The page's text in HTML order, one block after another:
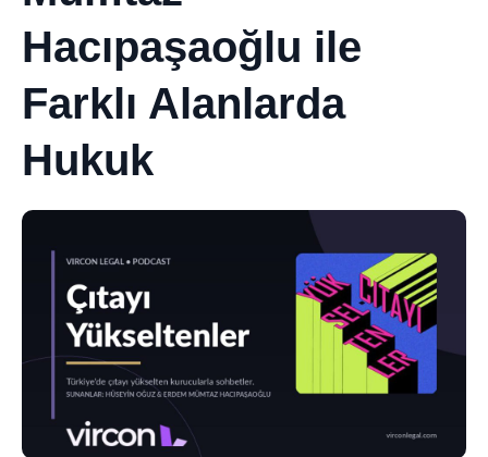
Hacıpaşaoğlu ile
Farklı Alanlarda
Hukuk